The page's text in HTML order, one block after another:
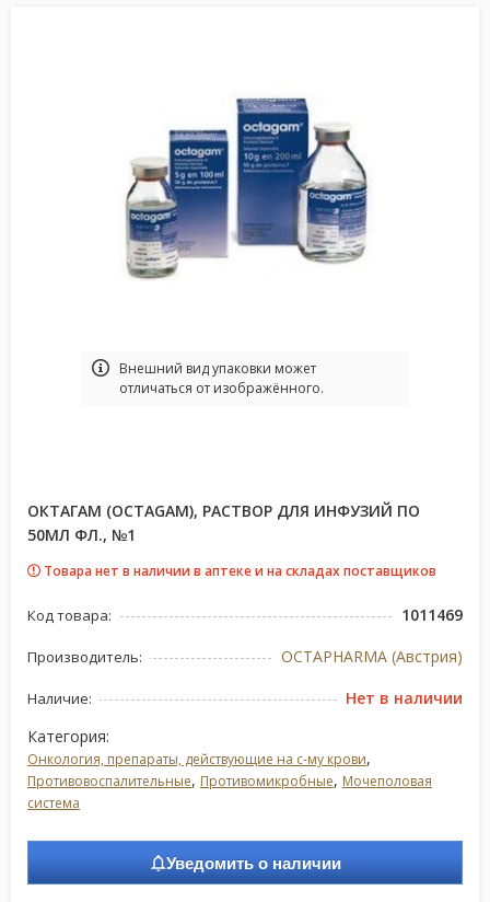
Bнешний вид упаковки может
отличаться от изображённого.
ОКТАГАМ (OCTAGAM), РАСТВОР ДЛЯ ИНФУЗИЙ ПО
50МЛ ФЛ., №1
Товара нет в наличии в аптеке и на складах поставщиков
Код товара: 1011469
Производитель: OCTAPHARMA (Австрия)
Наличие:
Нет в наличии
Категория:
Онкология, препараты, действующие на с-му крови,
Противовоспалительные, Противомикробные, Мочеполовая
система
Уведомить о наличии